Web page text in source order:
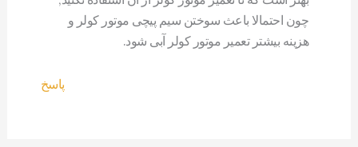
چون احتمالا باعث سوختن سیم پیچی موتور کولر و
هزینه بیشتر تعمیر موتور کولر آبی شود.
پاسخ